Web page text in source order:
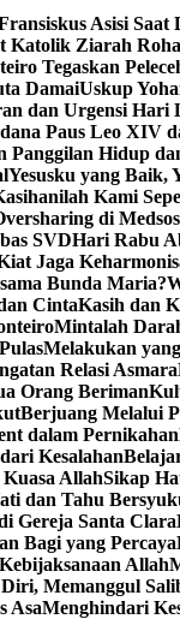
Asisi Saat
Ziarah
Tegaskan
DamaiUskup
dan Urgensi Hari
Paus Leo XIV
Panggilan Hidup
Yesusku yang Baik,
Kami
di Medsos
SVDHari Rabu
Jaga
Bunda Maria?
CintaKasih dan
Mintalah
Melakukan
Relasi Asmara
Orang Beriman
Berjuang Melalui
dalam Pernikahan
Kesalahan
AllahSikap
dan Tahu
Gereja Santa Clara
Bagi yang Percaya
Allah
Memanggul
AsaMenghindari